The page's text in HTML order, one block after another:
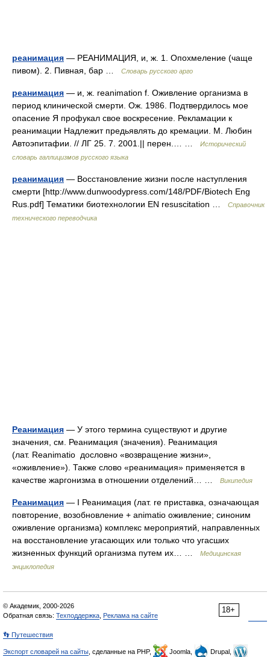
реанимация — РЕАНИМАЦИЯ, и, ж. 1. Опохмеление (чаще
пивом). 2. Пивная, бар …
Словарь русского арго
реанимация — и, ж. reanimation f. Оживление организма в
период клинической смерти. Ож. 1986. Подтвердилось мое
опасение Я профукал свое воскресение. Рекламации к
реанимации Надлежит предьявлять до кремации. М. Любин
Автоэпитафии. // ЛГ 25. 7. 2001.|| перен.… …
Исторический
словарь галлицизмов русского языка
реанимация — Восстановление жизни после наступления
смерти [http://www.dunwoodypress.com/148/PDF/Biotech Eng
Rus.pdf] Тематики биотехнологии EN resuscitation …
Справочник
технического переводчика
Реанимация — У этого термина существуют и другие
значения, см. Реанимация (значения). Реанимация
(лат. Reanimatio дословно «возвращение жизни»,
«оживление»). Также слово «реанимация» применяется в
качeстве жаргонизма в отношении отделений… …
Википедия
Реанимация — I Реанимация (лат. re приставка, означающая
повторение, возобновление + animatio оживление; синоним
оживление организма) комплекс мероприятий, направленных
на восстановление угасающих или только что угасших
жизненных функций организма путем их… …
Медицинская
энциклопедия
18+
© Академик, 2000-2026
Обратная связь: Техподдержка Реклама на сайте
👣 Путешествия
Экспорт словарей на сайты , сделанные на PHP, Joomla,
Drupal,